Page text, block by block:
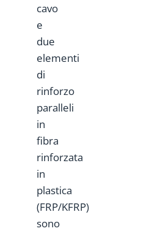
cavo
e
due
elementi
di
rinforzo
paralleli
in
fibra
rinforzata
in
plastica
(FRP/KFRP)
sono